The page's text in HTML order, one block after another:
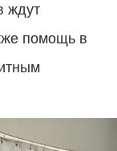
ждут
помощь в